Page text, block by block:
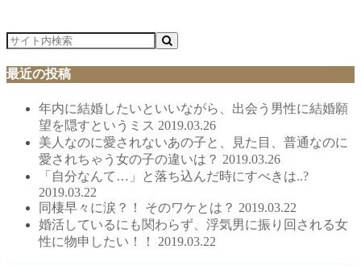
最近の投稿
年内に結婚したいといいながら、出会う男性に結婚願
望を隠すというミス 2019.03.26
美人なのに愛されないあの子と、見た目、普通なのに
愛されちゃう女の子の違いは？ 2019.03.26
「自分なんて…」と落ち込んだ時にすべきは..?
2019.03.22
同棲早々に涙？！ そのワケとは？ 2019.03.22
婚活しているにも関わらず、浮気男に振り回される女
性に物申したい！！ 2019.03.22